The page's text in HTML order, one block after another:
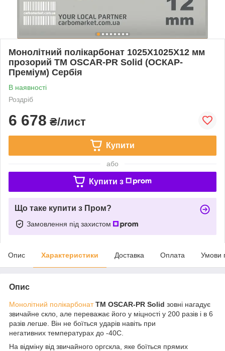
Монолітний полікарбонат 1025Х1025Х12 мм
прозорий TM OSCAR-PR Solid (ОСКАР-
Преміум) Сербія
В наявності
Роздріб
6 678 ₴/лист
Купити
або
Купити з
Що таке купити з Пром?
Замовлення під захистом
Опис Характеристики Доставка Оплата Умови
Опис
Монолітний полікарбонат ТМ OSCAR-PR Solid зовні нагадує
звичайне скло, але переважає його у міцності у 200 разів і в 6
разів легше. Він не боїться ударів навіть при
негативних температурах до -40С.
На відміну від звичайного оргскла, яке боїться прямих